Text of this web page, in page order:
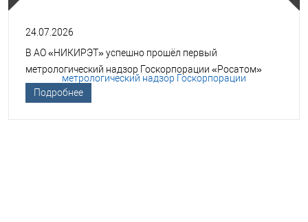
24.07.2026
В АО «НИКИРЭТ» успешно прошёл первый
метрологический надзор Госкорпорации «Росатом»
Подробнее